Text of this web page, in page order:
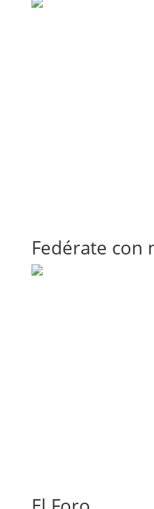
Fedérate con